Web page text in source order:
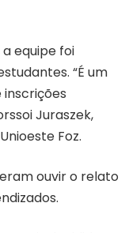
equipe foi
“É um
Juraszek,
Foz.
ouvir o relato